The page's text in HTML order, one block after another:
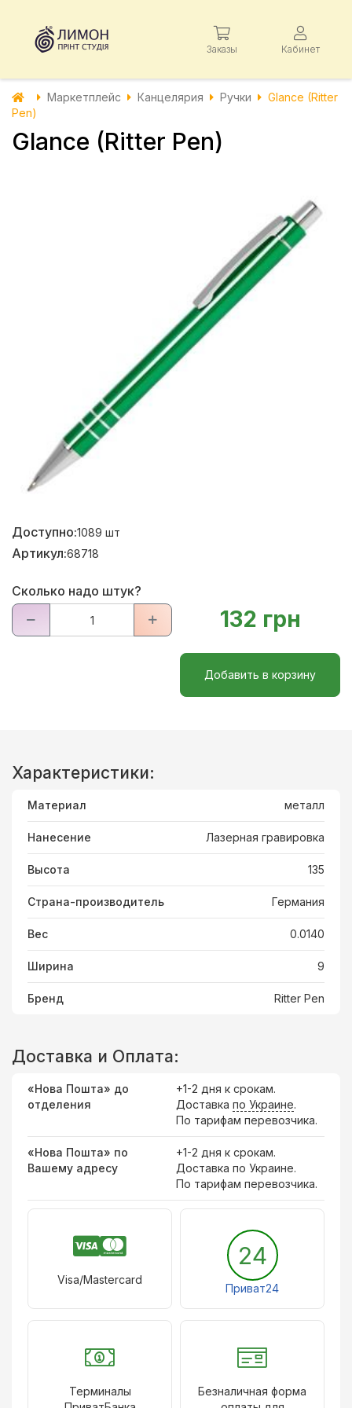
Заказы Кабинет
Маркетплейс Канцелярия Ручки
Glance (Ritter
Pen)
Glance (Ritter Pen)
Доступно:1089 шт
Артикул:68718
Сколько надо штук?
132 грн
Добавить в корзину
Характеристики:
Материал металл
Нанесение Лазерная гравировка
Высота 135
Страна-производитель Германия
Вес 0.0140
Ширина 9
Бренд Ritter Pen
Доставка и Оплата:
«Нова Пошта» до
отделения
+1-2 дня к срокам.
Доставка по Украине.
По тарифам перевозчика.
«Нова Пошта» по
Вашему адресу
+1-2 дня к срокам.
Доставка по Украине.
По тарифам перевозчика.
Visa/Mastercard
24
Приват24
Терминалы
Безналичная форма